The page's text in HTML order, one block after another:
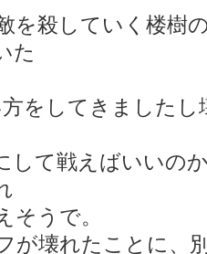
を殺していく楼樹
た
をしてきましたし
して戦えばいいの
そうで。
壊れたことに、